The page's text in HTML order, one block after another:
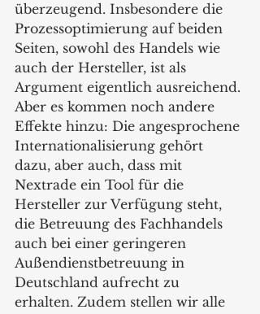
überzeugend. Insbesondere die
Prozessoptimierung auf beiden
Seiten, sowohl des Handels wie
auch der Hersteller, ist als
Argument eigentlich ausreichend.
Aber es kommen noch andere
Effekte hinzu: Die angesprochene
Internationalisierung gehört
dazu, aber auch, dass mit
Nextrade ein Tool für die
Hersteller zur Verfügung steht,
die Betreuung des Fachhandels
auch bei einer geringeren
Außendienstbetreuung in
Deutschland aufrecht zu
erhalten. Zudem stellen wir alle